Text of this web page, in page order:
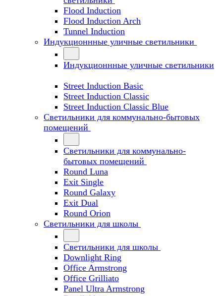
Flood Induction
Flood Induction Arch
Tunnel Induction
Индукционнные уличные светильники
Индукционнные уличные светильники
Street Induction Basic
Street Induction Classic
Street Induction Classic Blue
Светильники для коммунально-бытовых
помещений
Светильники для коммунально-
бытовых помещений
Round Luna
Exit Single
Round Galaxy
Exit Dual
Round Orion
Светильники для школы
Светильники для школы
Downlight Ring
Office Armstrong
Office Grilliato
Panel Ultra Armstrong